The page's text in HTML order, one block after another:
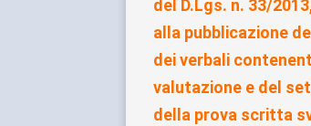
del D.Lgs. n. 33/
alla pubblicazione
dei verbali
valutazione e del
della prova scritta